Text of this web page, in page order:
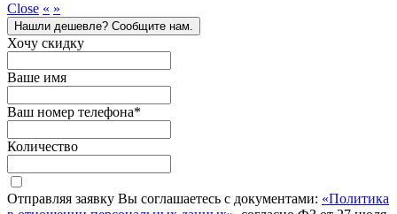
Close « »
Нашли дешевле? Сообщите нам.
Хочу скидку
Ваше имя
Ваш номер телефона*
Количество
Отправляя заявку Вы соглашаетесь с документами: «Политика